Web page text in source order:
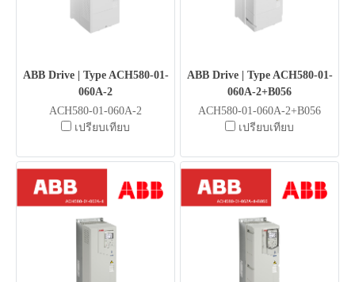
ABB Drive | Type ACH580-01-
060A-2
ACH580-01-060A-2
เปรียบเทียบ
ABB Drive | Type ACH580-01-
060A-2+B056
ACH580-01-060A-2+B056
เปรียบเทียบ